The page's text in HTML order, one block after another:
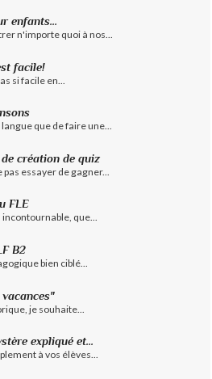
enfants...
n'importe quoi à nos...
facile!
si facile en...
que de faire une...
création de quiz
essayer de gagner...
FLE
que...
B2
bien ciblé...
je souhaite...
expliqué et...
à vos élèves...